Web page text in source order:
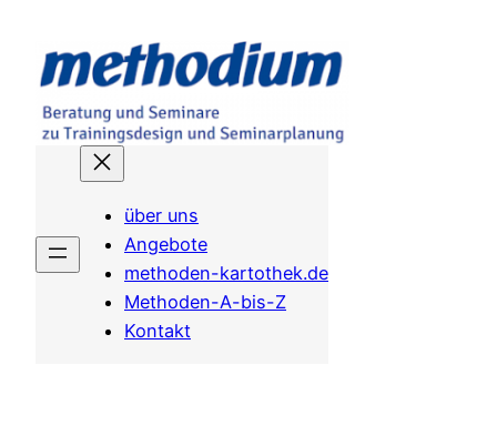
Inhalt
springen
über uns
Angebote
methoden-kartothek.de
Methoden-A-bis-Z
Kontakt